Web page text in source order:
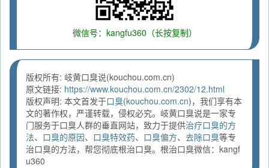
微信号：kangfu360（长按复制）
版权所有: 岐黄口臭说(kouchou.com.cn)
原文链接: https://www.kouchou.com.cn/2302/12.html
版权声明: 本文首发于口臭(kouchou.com.cn)，我们享有本
文的著作权，严谨转载，侵权必究。岐黄口臭说是一家专
门服务于口臭人群的垂直网站，致力于提供治疗口臭的方
法、 口臭的原因、 口臭特效药、 口臭偏方、 去除口臭等专
治口臭的方法，帮您彻底根治口臭。根治口臭微信：kangf
u360